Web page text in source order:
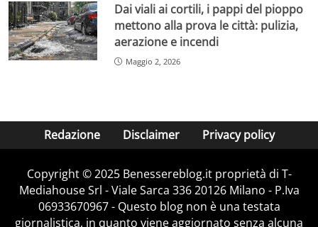
Dai viali ai cortili, i pappi del pioppo
mettono alla prova le città: pulizia,
aerazione e incendi
Maggio 2, 2026
Redazione Disclaimer Privacy policy
Copyright © 2025 Benessereblog.it proprietà di T-
Mediahouse Srl - Viale Sarca 336 20126 Milano - P.Iva
06933670967 - Questo blog non è una testata
giornalistica, in quanto viene aggiornato senza alcuna